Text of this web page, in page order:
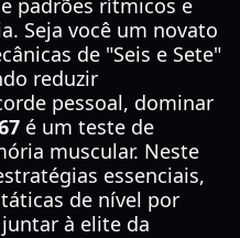
padrões rítmicos e
Seja você um novato
de "Seis e Sete"
reduzir
pessoal, dominar
é um teste de
muscular. Neste
essenciais,
de nível por
à elite da